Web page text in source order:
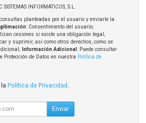
SISTEMAS INFORMATICOS, S.L.
planteadas por el usuario y enviarle la
: Consentimiento del usuario;
cesiones si existe una obligación legal;
y suprimir, así como otros derechos, como se
Información Adicional : Puede consultar
Protección de Datos en nuestra Política de
Política de Privacidad
Enviar